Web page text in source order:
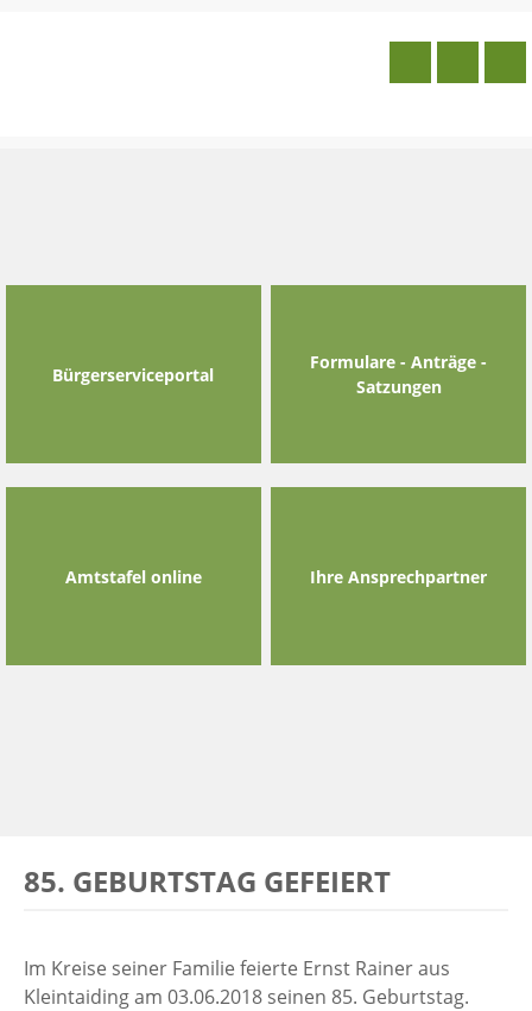
Bürgerserviceportal
Formulare - Anträge -
Satzungen
Amtstafel online Ihre Ansprechpartner
85. GEBURTSTAG GEFEIERT
Im Kreise seiner Familie feierte Ernst Rainer aus
Kleintaiding am 03.06.2018 seinen 85. Geburtstag.